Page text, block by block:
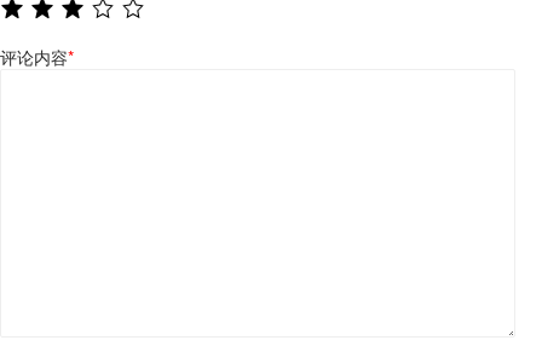
评论内容*